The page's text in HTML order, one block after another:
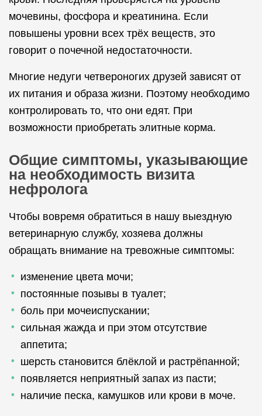
мочевины, фосфора и креатинина. Если
повышены уровни всех трёх веществ, это
говорит о почечной недостаточности.
Многие недуги четвероногих друзей зависят от
их питания и образа жизни. Поэтому необходимо
контролировать то, что они едят. При
возможности приобретать элитные корма.
Общие симптомы, указывающие
на необходимость визита
нефролога
Чтобы вовремя обратиться в нашу выездную
ветеринарную службу, хозяева должны
обращать внимание на тревожные симптомы:
изменение цвета мочи;
постоянные позывы в туалет;
боль при мочеиспускании;
сильная жажда и при этом отсутствие
аппетита;
шерсть становится блёклой и растрёпанной;
появляется неприятный запах из пасти;
наличие песка, камушков или крови в моче.